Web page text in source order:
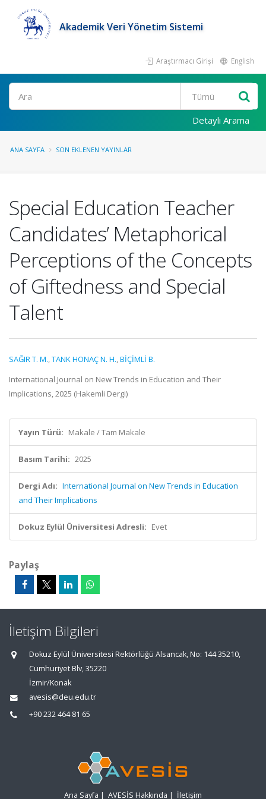
Akademik Veri Yönetim Sistemi
Araştırmacı Girişi English
Ara
Detaylı Arama
ANA SAYFA SON EKLENEN YAYINLAR
Special Education Teacher
Candidates’ Metaphorical
Perceptions of the Concepts
of Giftedness and Special
Talent
SAĞIR T. M.,TANK HONAÇ N. H.,BİÇİMLİ B.
International Journal on New Trends in Education and Their
Implications, 2025 (Hakemli Dergi)
Yayın Türü: Makale / Tam Makale
Basım Tarihi: 2025
Dergi Adı: International Journal on New Trends in Education
and Their Implications
Dokuz Eylül Üniversitesi Adresli: Evet
Paylaş
İletişim Bilgileri
Dokuz Eylül Üniversitesi Rektörlüğü Alsancak, No: 144 35210,
Cumhuriyet Blv, 35220
İzmir/Konak
avesis@deu.edu.tr
+90 232 464 81 65
Ana Sayfa | AVESİS Hakkında | İletişim